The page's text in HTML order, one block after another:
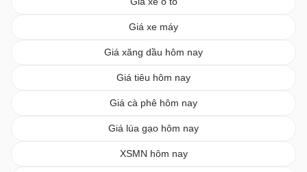
Giá xe máy
Giá xăng dầu hôm nay
Giá tiêu hôm nay
Giá cà phê hôm nay
Giá lúa gạo hôm nay
XSMN hôm nay